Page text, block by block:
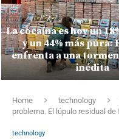
La cocaína es hoy un
y un 44% más pura:
enfrenta a una
inédita
Home technology
problema. El lúpulo residual
technology